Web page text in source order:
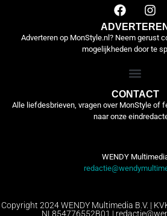
ADVERTEREN
Adverteren op MonStyle.nl? Neem gerust
mogelijkheden door te
CONTACT
Alle liefdesbrieven, vragen over MonStyle of
naar onze
WENDY
Copyright 2024 WENDY Multimedia B.V. |
NL854776552B01 |